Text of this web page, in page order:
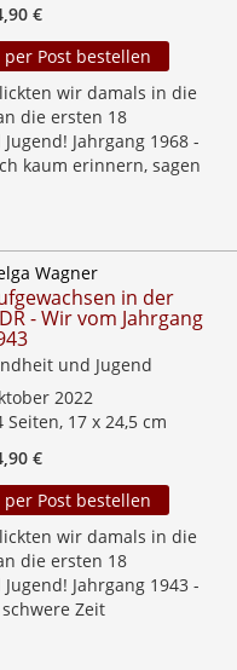
€
per Post bestellen
wir damals in die
die ersten 18
Jahrgang 1968 -
kaum erinnern, sagen
Wagner
in der
- Wir vom Jahrgang
und Jugend
2022
Seiten, 17 x 24,5 cm
€
per Post bestellen
wir damals in die
die ersten 18
Jahrgang 1943 -
Zeit